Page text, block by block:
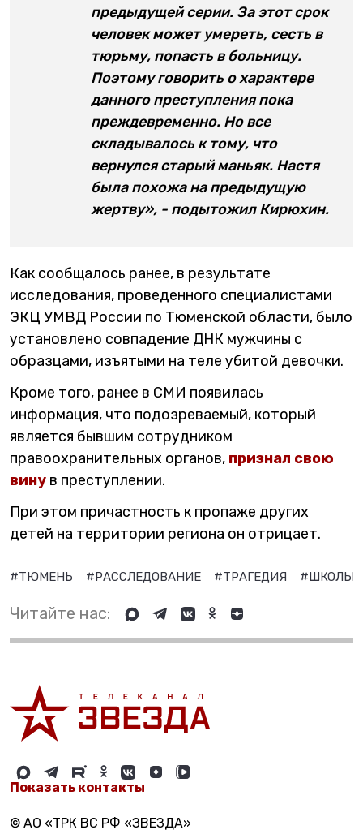
предыдущей серии. За этот срок
человек может умереть, сесть в
тюрьму, попасть в больницу.
Поэтому говорить о характере
данного преступления пока
преждевременно. Но все
складывалось к тому, что
вернулся старый маньяк. Настя
была похожа на предыдущую
жертву», - подытожил Кирюхин.
Как сообщалось ранее, в результате
исследования, проведенного специалистами
ЭКЦ УМВД России по Тюменской области, было
установлено совпадение ДНК мужчины с
образцами, изъятыми на теле убитой девочки.
Кроме того, ранее в СМИ появилась
информация, что подозреваемый, который
является бывшим сотрудником
правоохранительных органов, признал свою
вину в преступлении.
При этом причастность к пропаже других
детей на территории региона он отрицает.
#ТЮМЕНЬ #РАССЛЕДОВАНИЕ #ТРАГЕДИЯ
Читайте нас:
Показать контакты
© АО «ТРК ВС РФ «ЗВЕЗДА»